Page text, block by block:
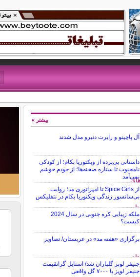
آل پاچینو و رابرت دنیرو مدل شدند
داستانی بی‌پرده از ویکتوریا بکام؛ از کودکی
نامحبوب تا ستاره صحنه‌ها؛ از خودم خوشم
نمی‌آمد
از Spice Girls تا امپراتوری مد؛ روایت
بی‌سانسور زندگی ویکتوریا بکام در نتفلیکس
ملکه زیبایی کره جنوبی در سال 2024
کیست؟
برگزاری «هفته مد» در عربستان/ تصاویر
جنیفر لوپز گلباران شد/ استایل گرانقیمت
جنیفر لوپز با ۷۰۰۰ گل واقعی
بیشتر »